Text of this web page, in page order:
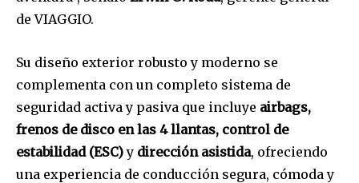
de VIAGGIO.
Su diseño exterior robusto y moderno se
complementa con un completo sistema de
seguridad activa y pasiva que incluye airbags,
frenos de disco en las 4 llantas, control de
estabilidad (ESC)y dirección asistida, ofreciendo
una experiencia de conducción segura, cómoda y